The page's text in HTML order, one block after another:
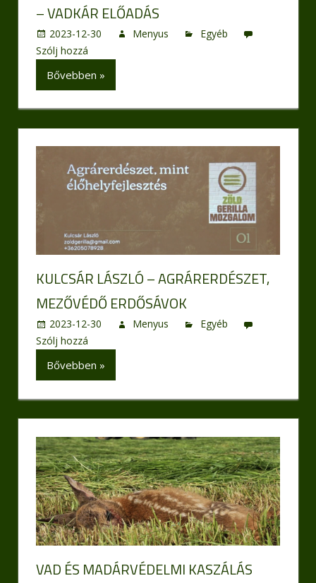
– VADKÁR ELŐADÁS
2023-12-30 Menyus
Egyéb
Szólj hozzá
Bővebben »
KULCSÁR LÁSZLÓ – AGRÁRERDÉSZET,
MEZŐVÉDŐ ERDŐSÁVOK
2023-12-30 Menyus
Egyéb
Szólj hozzá
Bővebben »
VAD ÉS MADÁRVÉDELMI KASZÁLÁS